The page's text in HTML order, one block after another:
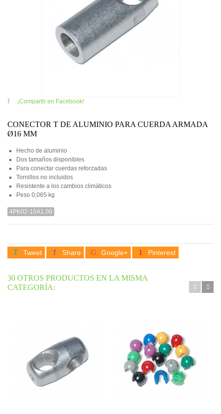
¡Compartir en Facebook!
CONECTOR T DE ALUMINIO PARA CUERDA ARMADA
Ø16 MM
Hecho de aluminio
Dos tamaños disponibles
Para conectar cuerdas reforzadas
Tornillos no incluidos
Resistente a los cambios climáticos
Peso 0,065 kg
4PK02-10A1.00
Tweet Share Google+ Pinterest
30 OTROS PRODUCTOS EN LA MISMA
CATEGORÍA: